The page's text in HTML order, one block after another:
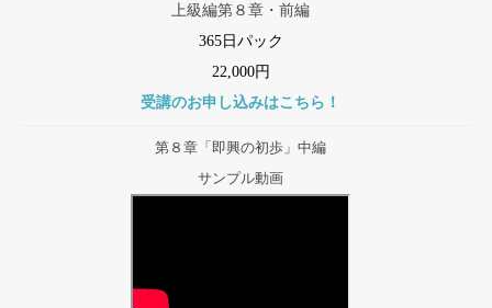
上級編第８章・前編
365日パック
22,000円
受講のお申し込みはこちら！
第８章「即興の初歩」中編
サンプル動画